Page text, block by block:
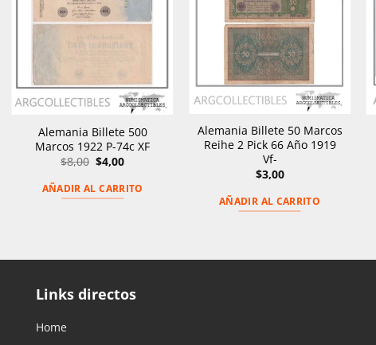
Alemania Billete 500
Marcos 1922 P-74c XF
$8,00 El
original
era:
$4,00El
actual
es:
AÑADIR AL CARRITO
Alemania Billete 50 Marcos
Reihe 2 Pick 66 Año 1919
Vf-
$3,00
AÑADIR AL CARRITO
Links directos
Home